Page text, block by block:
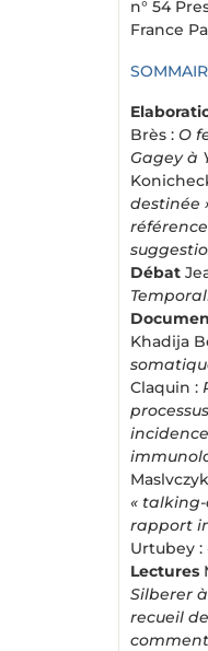
n° 54
France
Brès : O
Gagey à
destinée
Débat
Khadija
Claquin :
«
rapport
Urtubey :
Lectures
Silberer
recueil